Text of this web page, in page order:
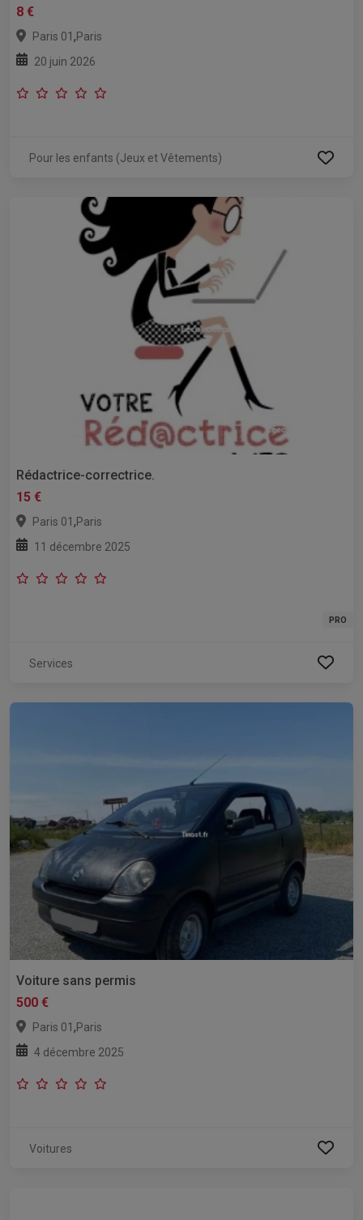
8 €
Paris 01 ,Paris
20 juin 2026
Pour les enfants (Jeux et Vêtements)
Rédactrice-correctrice.
15 €
Paris 01 ,Paris
11 décembre 2025
PRO
Services
Voiture sans permis
500 €
Paris 01,Paris
4 décembre 2025
Voitures